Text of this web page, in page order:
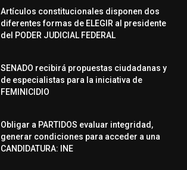
Artículos constitucionales disponen dos
diferentes formas de ELEGIR al presidente
del PODER JUDICIAL FEDERAL
SENADO recibirá propuestas ciudadanas y
de especialistas para la iniciativa de
FEMINICIDIO
Obligar a PARTIDOS evaluar integridad,
generar condiciones para acceder a una
CANDIDATURA: INE